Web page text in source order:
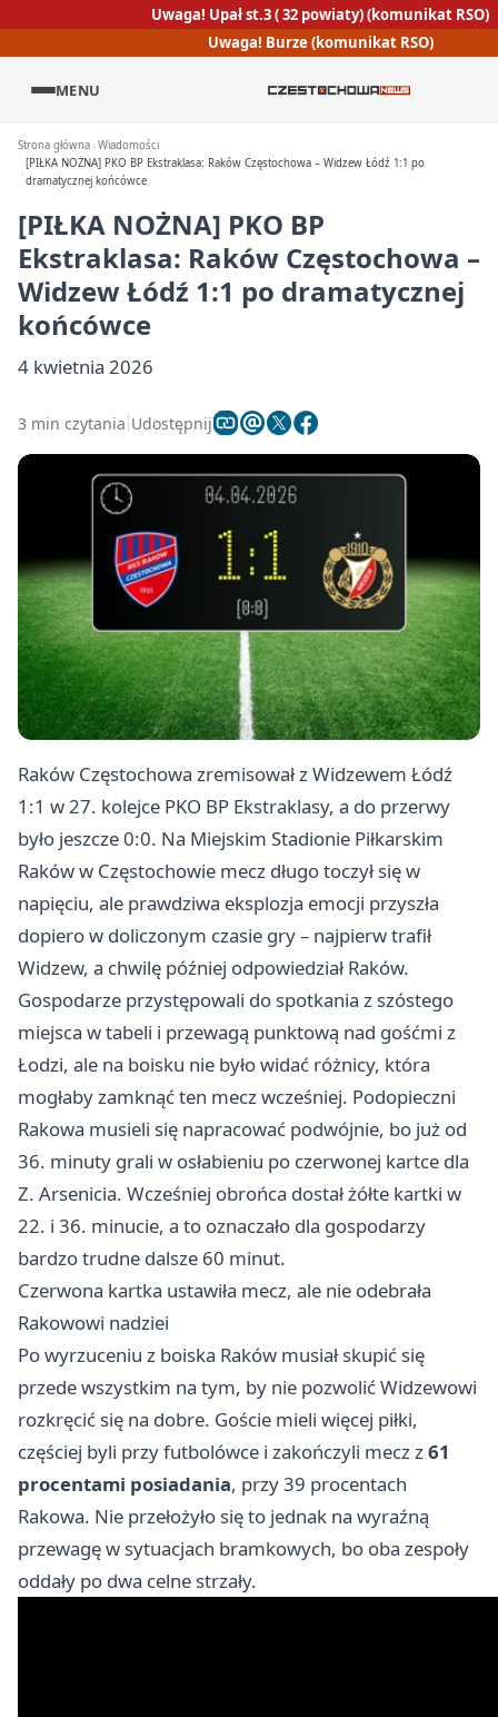
Uwaga! Upał st.3 ( 32 powiaty) (komunikat RSO)
Uwaga! Burze (komunikat RSO)
MENU
Strona główna Wiadomości
[PIŁKA NOŻNA] PKO BP Ekstraklasa: Raków Częstochowa – Widzew Łódź 1:1 po
dramatycznej końcówce
[PIŁKA NOŻNA] PKO BP
Ekstraklasa: Raków Częstochowa –
Widzew Łódź 1:1 po dramatycznej
końcówce
4 kwietnia 2026
3 min czytania Udostępnij
Raków Częstochowa zremisował z Widzewem Łódź
1:1 w 27. kolejce PKO BP Ekstraklasy, a do przerwy
było jeszcze 0:0. Na Miejskim Stadionie Piłkarskim
Raków w Częstochowie mecz długo toczył się w
napięciu, ale prawdziwa eksplozja emocji przyszła
dopiero w doliczonym czasie gry – najpierw trafił
Widzew, a chwilę później odpowiedział Raków.
Gospodarze przystępowali do spotkania z szóstego
miejsca w tabeli i przewagą punktową nad gośćmi z
Łodzi, ale na boisku nie było widać różnicy, która
mogłaby zamknąć ten mecz wcześniej. Podopieczni
Rakowa musieli się napracować podwójnie, bo już od
36. minuty grali w osłabieniu po czerwonej kartce dla
Z. Arsenicia. Wcześniej obrońca dostał żółte kartki w
22. i 36. minucie, a to oznaczało dla gospodarzy
bardzo trudne dalsze 60 minut.
Czerwona kartka ustawiła mecz, ale nie odebrała
Rakowowi nadziei
Po wyrzuceniu z boiska Raków musiał skupić się
przede wszystkim na tym, by nie pozwolić Widzewowi
rozkręcić się na dobre. Goście mieli więcej piłki,
częściej byli przy futbolówce i zakończyli mecz z61
procentami posiadania, przy 39 procentach
Rakowa. Nie przełożyło się to jednak na wyraźną
przewagę w sytuacjach bramkowych, bo oba zespoły
oddały po dwa celne strzały.